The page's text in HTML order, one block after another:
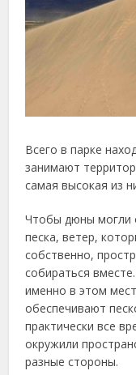
Всего в парке
занимают
самая высокая из
Чтобы дюны могли
песка, ветер,
собственно,
собираться
именно в этом
обеспечивают
практически все
окружили
разные стороны.